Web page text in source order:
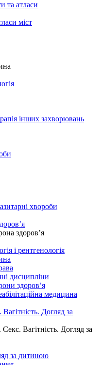
та атласи
міст
інших захворювань
хвороби
здоров’я
і рентгенологія
дисципліни
здоров’я
медицина
Догляд за
Вагітність. Догляд за
за дитиною